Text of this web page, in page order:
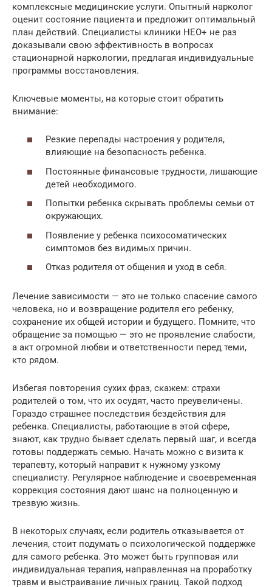
комплексные медицинские услуги. Опытный нарколог
оценит состояние пациента и предложит оптимальный
план действий. Специалисты клиники НЕО+ не раз
доказывали свою эффективность в вопросах
стационарной наркологии, предлагая индивидуальные
программы восстановления.
Ключевые моменты, на которые стоит обратить
внимание:
Резкие перепады настроения у родителя,
влияющие на безопасность ребенка.
Постоянные финансовые трудности, лишающие
детей необходимого.
Попытки ребенка скрывать проблемы семьи от
окружающих.
Появление у ребенка психосоматических
симптомов без видимых причин.
Отказ родителя от общения и уход в себя.
Лечение зависимости — это не только спасение самого
человека, но и возвращение родителя его ребенку,
сохранение их общей истории и будущего. Помните, что
обращение за помощью — это не проявление слабости,
а акт огромной любви и ответственности перед теми,
кто рядом.
Избегая повторения сухих фраз, скажем: страхи
родителей о том, что их осудят, часто преувеличены.
Гораздо страшнее последствия бездействия для
ребенка. Специалисты, работающие в этой сфере,
знают, как трудно бывает сделать первый шаг, и всегда
готовы поддержать семью. Начать можно с визита к
терапевту, который направит к нужному узкому
специалисту. Регулярное наблюдение и своевременная
коррекция состояния дают шанс на полноценную и
трезвую жизнь.
В некоторых случаях, если родитель отказывается от
лечения, стоит подумать о психологической поддержке
для самого ребенка. Это может быть групповая или
индивидуальная терапия, направленная на проработку
травм и выстраивание личных границ. Такой подход